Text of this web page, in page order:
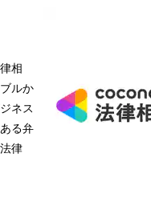
相
ルか
ネス
る弁
律